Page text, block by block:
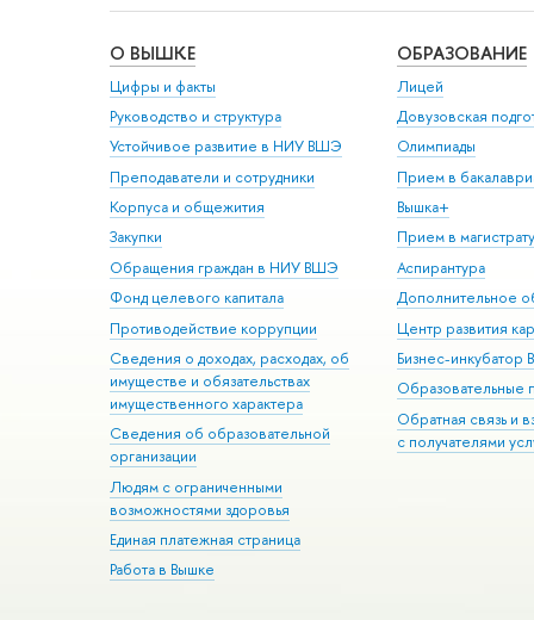
О ВЫШКЕ
Цифры и факты
Руководство и структура
Устойчивое развитие в НИУ ВШЭ
Преподаватели и сотрудники
Корпуса и общежития
Закупки
Обращения граждан в НИУ ВШЭ
Фонд целевого капитала
Противодействие коррупции
Сведения о доходах, расходах, об
имуществе и обязательствах
имущественного характера
Сведения об образовательной
организации
Людям с ограниченными
возможностями здоровья
Единая платежная страница
Работа в Вышке
ОБРАЗОВАНИЕ
Лицей
Довузовская
Олимпиады
Прием в
Вышка+
Прием в
Аспирантура
Дополнительное
Центр развития
Бизнес-
Образовательные
Обратная связь и
с получателями